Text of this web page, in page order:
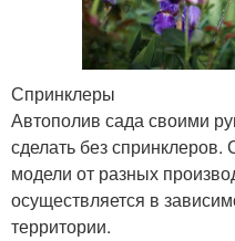
Спринклеры
Автополив сада своими
сделать без
модели от разных
осуществляется в
территории.